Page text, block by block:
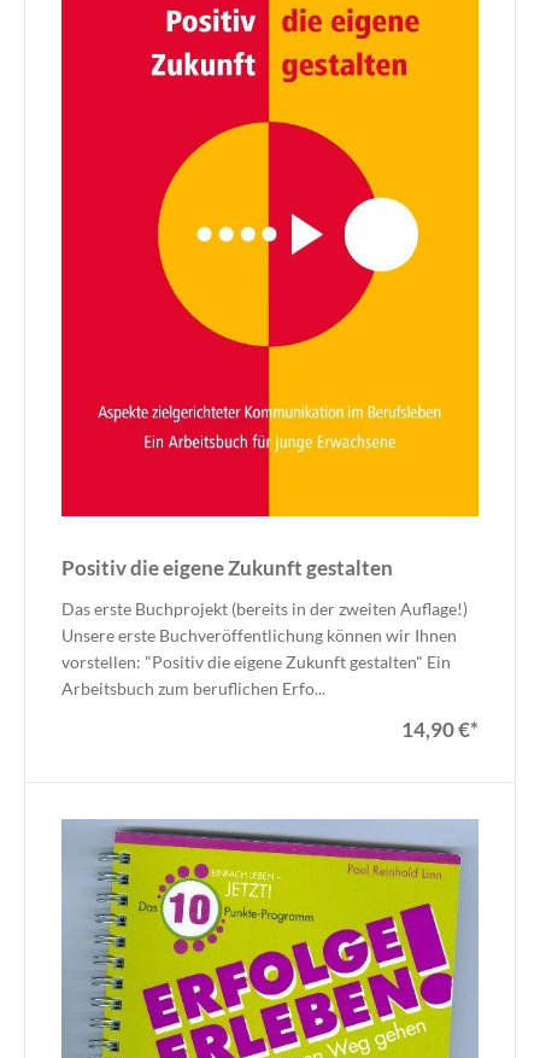
Positiv die eigene Zukunft gestalten
Das erste Buchprojekt (bereits in der zweiten Auflage!)
Unsere erste Buchveröffentlichung können wir Ihnen
vorstellen: "Positiv die eigene Zukunft gestalten" Ein
Arbeitsbuch zum beruflichen Erfo...
14,90 €*